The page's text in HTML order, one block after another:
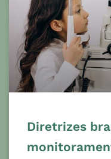
Diretrizes